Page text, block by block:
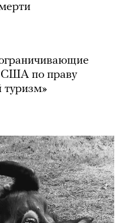
США по праву
туризм»